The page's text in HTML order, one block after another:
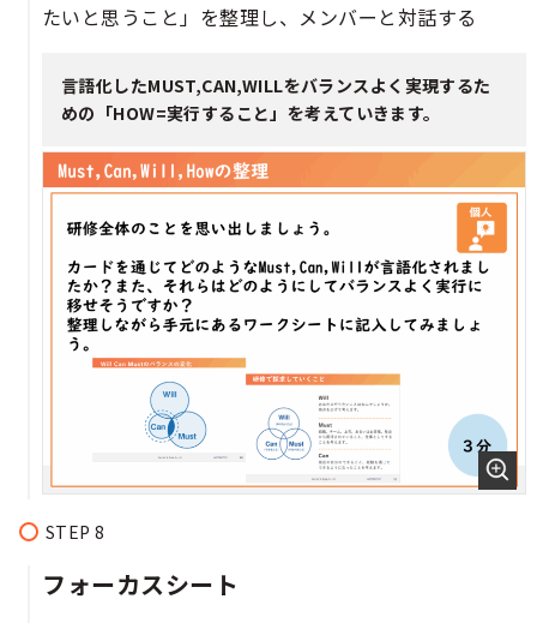
たいと思うこと」を整理し、メンバーと対話する
言語化したMUST,CAN,WILLをバランスよく実現するた
めの「HOW=実行すること」を考えていきます。
フォーカスシート​